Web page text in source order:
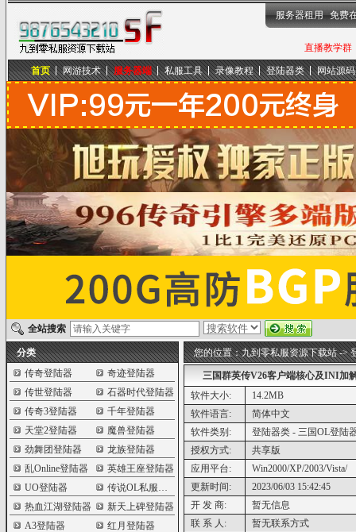
九到零私服资源下载站
直播教学群
服务器租用 免费
首页 网游技术 服务器端 私服工具 录像教程 登陆器类 网站源码
全站搜索
分类
传奇登陆器
奇迹登陆器
传世登陆器
石器时代登陆器
传奇3登陆器
千年登陆器
天堂2登陆器
魔兽登陆器
劲舞团登陆器
龙族登陆器
乱Online登陆器
英雄王座登陆器
UO登陆器
传说OL私服登陆器
热血江湖登陆器
新天上碑登陆器
A3登陆器
红月登陆器
您的位置：九到零私服资源下载站->
三国群英传V26客户端核心及INI加
软件大小:
14.2MB
软件语言:
简体中文
软件类别:
登陆器类 - 三国OL登陆
授权方式:
共享版
应用平台:
Win2000/XP/2003/Vista/
更新时间:
2023/06/03 15:42:45
开 发 商:
暂无信息
联 系 人:
暂无联系方式